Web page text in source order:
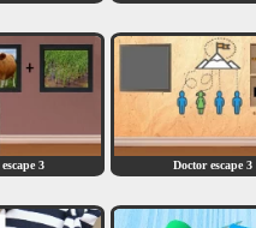
3 Doctor escape 3